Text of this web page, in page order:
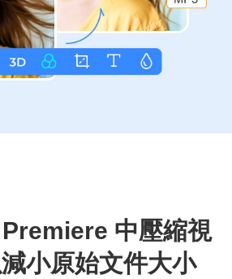
中壓縮視
小原始文件大小